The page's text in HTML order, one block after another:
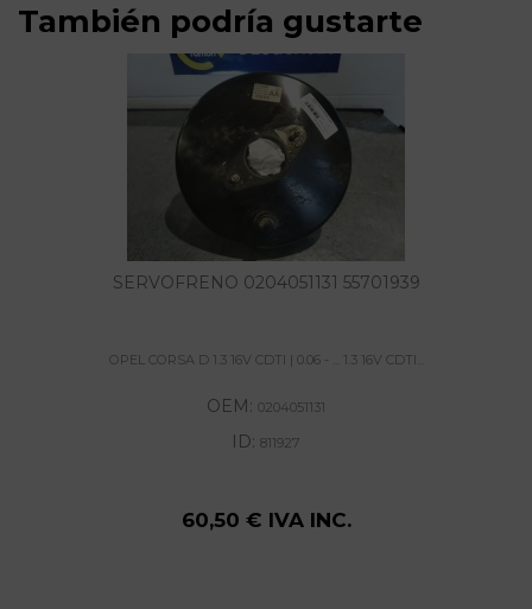
También podría gustarte
SERVOFRENO 0204051131 55701939
OPEL CORSA D 1.3 16V CDTI | 0.06 - ... 1.3 16V CDTI...
OEM: 0204051131
ID: 811927
60,50 € IVA INC.